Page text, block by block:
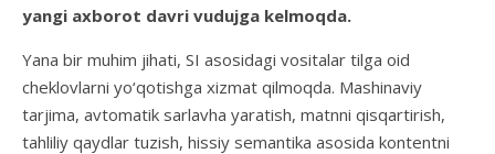
yangi axborot davri vudujga kelmoqda.
Yana bir muhim jihati, SI asosidagi vositalar tilga oid
cheklovlarni yo‘qotishga xizmat qilmoqda. Mashinaviy
tarjima, avtomatik sarlavha yaratish, matnni qisqartirish,
tahliliy qaydlar tuzish, hissiy semantika asosida kontentni